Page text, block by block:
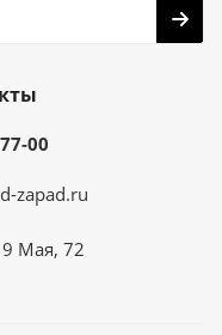
00
zapad.ru
9 Мая, 72